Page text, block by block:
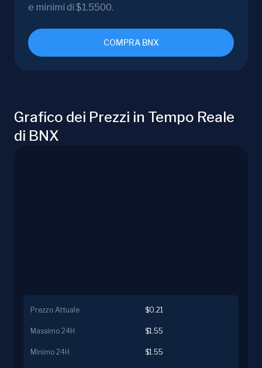
e minimi di $1.5500.
COMPRA BNX
Grafico dei Prezzi in Tempo Reale
di BNX
Prezzo Attuale $0.21
Massimo 24H $1.55
Minimo 24H $1.55